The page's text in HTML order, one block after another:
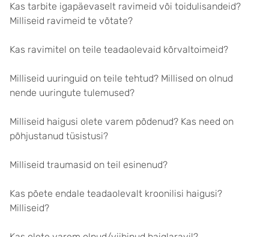
Kas tarbite igapäevaselt ravimeid või toidulisandeid?
Milliseid ravimeid te võtate?
Kas ravimitel on teile teadaolevaid kõrvaltoimeid?
Milliseid uuringuid on teile tehtud? Millised on olnud
nende uuringute tulemused?
Milliseid haigusi olete varem põdenud? Kas need on
põhjustanud tüsistusi?
Milliseid traumasid on teil esinenud?
Kas põete endale teadaolevalt kroonilisi haigusi?
Milliseid?